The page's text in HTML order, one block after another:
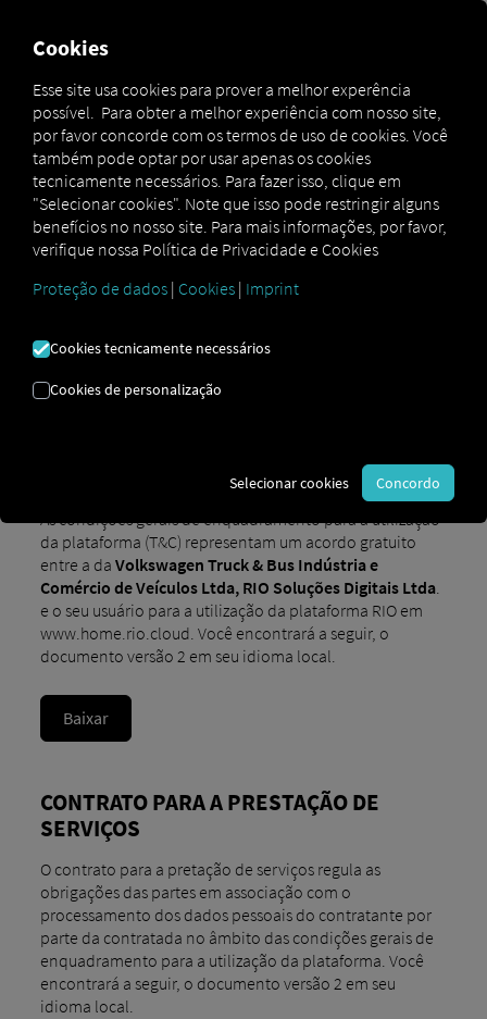
QUESTÕES LEGAIS.
RIO é uma marca do TRATON GROUP. Os acordos
& Bus Indústria e Comércio de Veículos Ltda, RIO
CONDIÇÕES GERAIS DE
As condições gerais de enquadramento para a utilização
da plataforma (T&C) representam um acordo gratuito
entre a da Volkswagen Truck & Bus Indústria e
Comércio de Veículos Ltda, RIO Soluções Digitais Ltda.
e o seu usuário para a utilização da plataforma RIO em
www.home.rio.cloud. Você encontrará a seguir, o
documento versão 2 em seu idioma local.
Baixar
CONTRATO PARA A PRESTAÇÃO DE
SERVIÇOS
O contrato para a pretação de serviços regula as
obrigações das partes em associação com o
processamento dos dados pessoais do contratante por
parte da contratada no âmbito das condições gerais de
enquadramento para a utilização da plataforma. Você
encontrará a seguir, o documento versão 2 em seu
idioma local.
Cookies
Esse site usa cookies para prover a melhor experência
possível. Para obter a melhor experiência com nosso site,
por favor concorde com os termos de uso de cookies. Você
também pode optar por usar apenas os cookies
tecnicamente necessários. Para fazer isso, clique em
"Selecionar cookies". Note que isso pode restringir alguns
benefícios no nosso site. Para mais informações, por favor,
verifique nossa Política de Privacidade e Cookies
Proteção de dados | Cookies | Imprint
Cookies tecnicamente necessários
Cookies de personalização
Selecionar cookies Concordo